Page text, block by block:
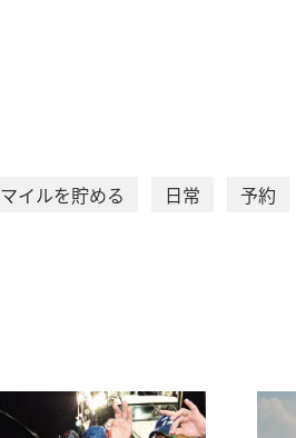
マイルを貯める 日常 予約